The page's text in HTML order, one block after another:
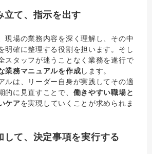
立て、指示を出す
場の業務内容を深く理解し、その中
明確に整理する役割を担います。そし
スタッフが迷うことなく業務を遂行で
業務マニュアルを作成します。
ルは、リーダー自身が実践してその適
的に見直すことで、 働きやすい職場と
ケアを実現していくことが求められま
して、決定事項を実行する